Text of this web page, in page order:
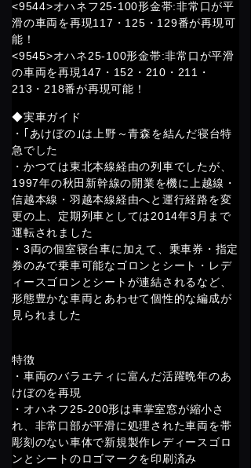
<9544>オハネフ25-100形金帯:非常口が平
滑の車両を再現117・125・129番が再現可
能！
<9545>オハネ25-100形金帯:非常口が平滑
の車両を再現147・152・210・211・
213・218番が再現可能！
◆実車ガイド
・｢あけぼの｣は上野～青森を結んだ寝台特
急でした
・かつては東北本線経由の列車でしたが、
1997年の秋田新幹線の開業を機に上越線・
信越本線・羽越本線経由へと運行経路を変
更の上、定期列車としては2014年3月まで
運転されました
・3両の個室寝台車に加えて、乗車券・指定
券のみで乗車可能なゴロンとシート・レデ
ィースゴロンとシートが連結されるなど、
形態豊かな車両とあわせて個性的な編成が
見られました
特徴
・車両のバラエティに富んだ活躍晩年のあ
けぼのを再現
・オハネフ25-200形は車掌室窓が縮小さ
れ、非常口部が平滑に処理された車両を帯
彫刻のない車体で新規製作レディースゴロ
ンとシートのロゴマークを印刷済み